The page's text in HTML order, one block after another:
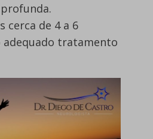
cerca de 4 a 6
adequado tratamento